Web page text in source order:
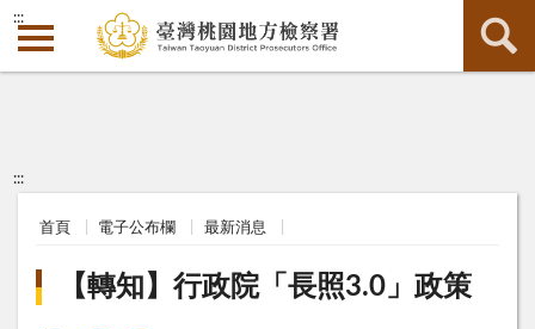
:::
:::
首頁 電子公布欄 最新消息
【轉知】行政院「長照3.0」政策